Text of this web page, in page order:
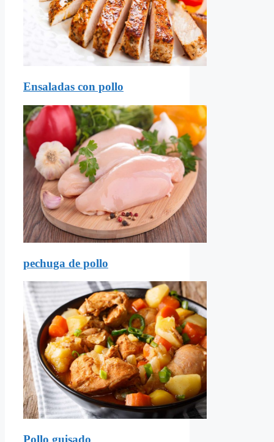
Ensaladas con pollo
pechuga de pollo
Pollo guisado